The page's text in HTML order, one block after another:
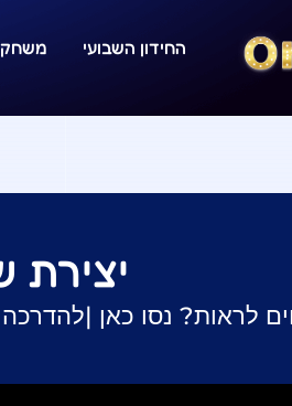
החידון השבועי
לראות? נסו כאן |